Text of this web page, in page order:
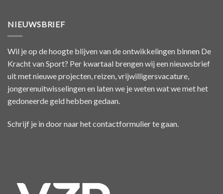
NIEUWSBRIEF
Wil je op de hoogte blijven van de ontwikkelingen binnen De
Kracht van Sport? Per kwartaal brengen wij een nieuwsbrief
uit met nieuwe projecten, reizen, vrijwilligersvacature,
jongerenuitwisselingen en laten we je weten wat we met het
gedoneerde geld hebben gedaan.
Schrijf je in door naar hetcontactformulierte gaan.